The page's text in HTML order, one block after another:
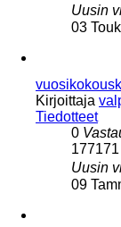
Uusin
03
Kirjoittaja
Tiedotteet
0
177171
Uusin
09